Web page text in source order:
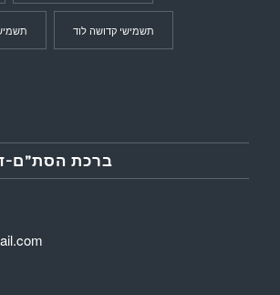
תשמישי קדושה לוד
ברכת הסת”ם-